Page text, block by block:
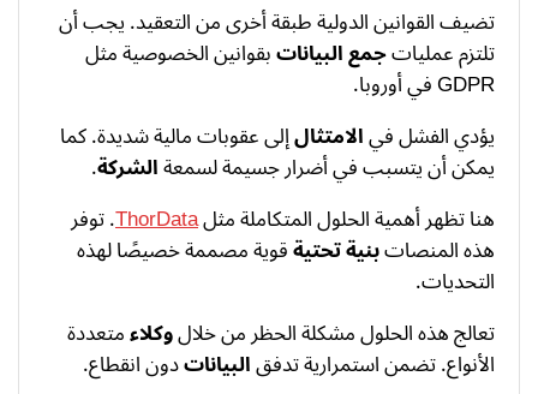
تضيف القوانين الدولية طبقة أخرى من التعقيد. يجب أن
تلتزم عملياتجمع البياناتبقوانين الخصوصية مثل
GDPR في أوروبا.
يؤدي الفشل فيالامتثالإلى عقوبات مالية شديدة. كما
يمكن أن يتسبب في أضرار جسيمة لسمعةالشركة.
هنا تظهر أهمية الحلول المتكاملة مثلThorData. توفر
هذه المنصاتبنية تحتيةقوية مصممة خصيصًا لهذه
التحديات.
تعالج هذه الحلول مشكلة الحظر من خلالوكلاءمتعددة
الأنواع. تضمن استمرارية تدفقالبياناتدون انقطاع.